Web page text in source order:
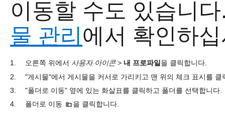
이동할 수도 있습니
물 관리에서 확인하
1. 오른쪽 위에서 사용자 아이콘> 내 프로파일 을 클릭합니다.
2.
"게시물"에서 게시물을 커서로 가리키고 맨 위의 체크 표시를
3.
"폴더로 이동" 옆에 있는 화살표를 클릭하고 폴더를 선택합니다.
4.
폴더로 이동 을 클릭합니다.